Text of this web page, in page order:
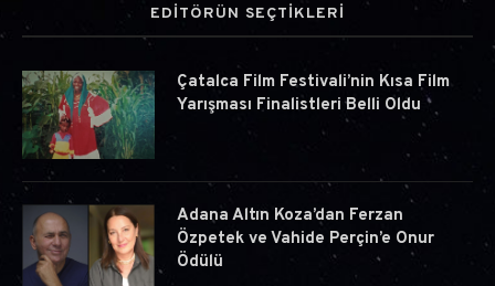
EDİTÖRÜN SEÇTİKLERİ
Çatalca Film Festivali’nin Kısa Film
Yarışması Finalistleri Belli Oldu
Adana Altın Koza’dan Ferzan
Özpetek ve Vahide Perçin’e Onur
Ödülü